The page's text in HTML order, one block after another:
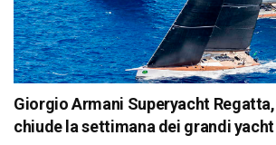
Giorgio Armani Superyacht
chiude la settimana dei grandi yacht